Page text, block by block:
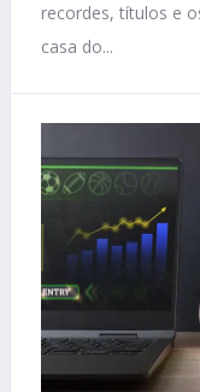
recordes, títulos e
casa do...